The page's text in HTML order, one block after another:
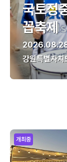
국토정
꼽축제
강원특별자치
개최중